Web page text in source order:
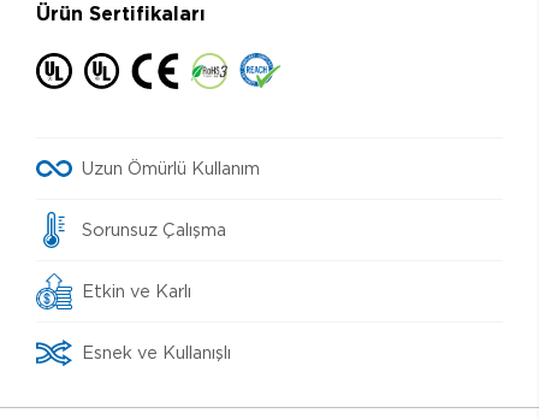
Ürün Sertifikaları
Uzun Ömürlü Kullanım
Sorunsuz Çalışma
Etkin ve Karlı
Esnek ve Kullanışlı